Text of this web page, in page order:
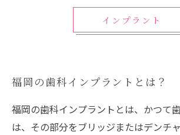
インプラント
福岡の歯科インプラントとは？
福岡の歯科インプラントとは、かつて
は、その部分をブリッジまたはデンチ